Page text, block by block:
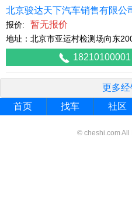
北京骏达天下汽车销售有限公
报价: 暂无报价
地址：北京市亚运村检测场向东
18210100001
更多
首页
找车 社区
© cheshi.com All